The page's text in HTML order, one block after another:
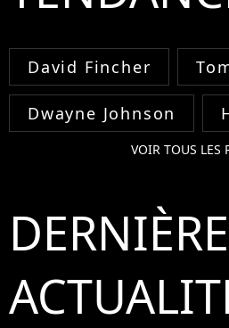
David Fincher
Dwayne Johnson
VOIR TOUS LES